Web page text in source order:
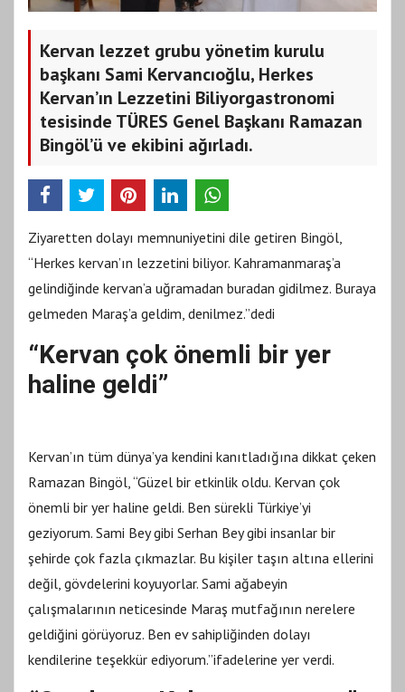
Kervan lezzet grubu yönetim kurulu
başkanı Sami Kervancıoğlu, Herkes
Kervan’ın Lezzetini Biliyorgastronomi
tesisinde TÜRES Genel Başkanı Ramazan
Bingöl’ü ve ekibini ağırladı.
Ziyaretten dolayı memnuniyetini dile getiren Bingöl,
“Herkes kervan’ın lezzetini biliyor. Kahramanmaraş’a
gelindiğinde kervan’a uğramadan buradan gidilmez. Buraya
gelmeden Maraş’a geldim, denilmez.”dedi
“Kervan çok önemli bir yer
haline geldi”
Kervan’ın tüm dünya’ya kendini kanıtladığına dikkat çeken
Ramazan Bingöl, “Güzel bir etkinlik oldu. Kervan çok
önemli bir yer haline geldi. Ben sürekli Türkiye’yi
geziyorum. Sami Bey gibi Serhan Bey gibi insanlar bir
şehirde çok fazla çıkmazlar. Bu kişiler taşın altına ellerini
değil, gövdelerini koyuyorlar. Sami ağabeyin
çalışmalarının neticesinde Maraş mutfağının nerelere
geldiğini görüyoruz. Ben ev sahipliğinden dolayı
kendilerine teşekkür ediyorum.”ifadelerine yer verdi.